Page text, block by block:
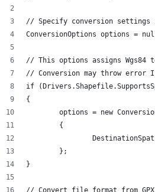
// Specify conversion
ConversionOptions options =
// This options assigns
// Conversion may throw error
if
{
options = new
	{
	};
}
// Convert file format from GPX